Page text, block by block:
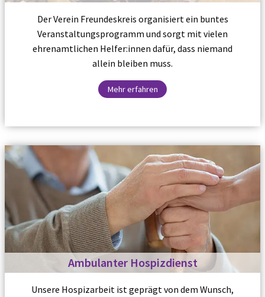
Der Verein Freundeskreis organisiert ein buntes
Veranstaltungsprogramm und sorgt mit vielen
ehrenamtlichen Helfer:innen dafür, dass niemand
allein bleiben muss.
Mehr erfahren
Ambulanter Hospizdienst
Unsere Hospizarbeit ist geprägt von dem Wunsch,